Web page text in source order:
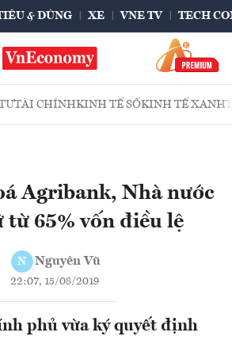
& DÙNG XE VNE TV TECH
TÀI CHÍNHKINH TẾ SỐKINH TẾ XANH
Agribank, Nhà nước
từ 65% vốn điều lệ
N Nguyên Vũ
22:07, 15/08/2019
phủ vừa ký quyết định